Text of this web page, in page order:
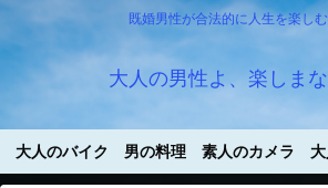
既婚男性が合法的に人生を楽し
大人の男性よ、楽しま
大人のバイク 男の料理 素人のカメラ